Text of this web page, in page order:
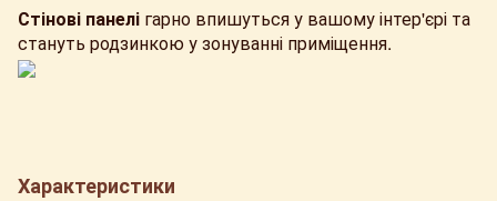
Стінові панелі гарно впишуться у вашому інтер'єрі та
стануть родзинкою у зонуванні приміщення.
Характеристики